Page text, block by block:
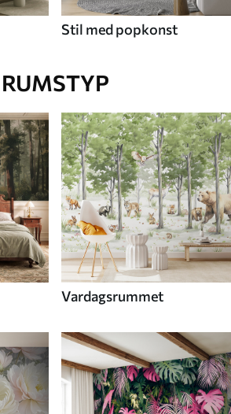
Stil med popkonst
RUMSTYP
Vardagsrummet